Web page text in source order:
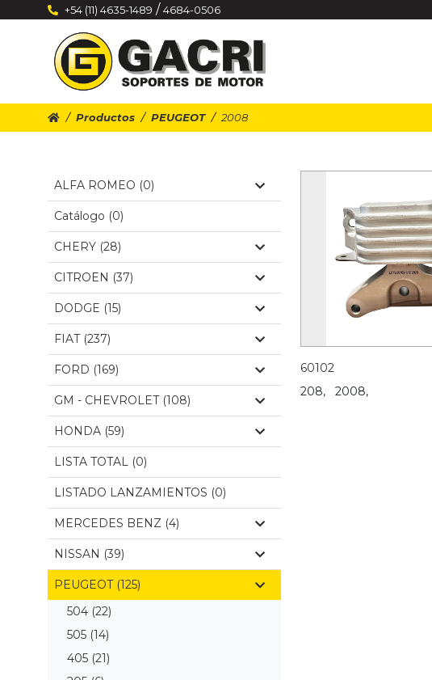
+54 (11) 4635-1489 / 4684-0506
Productos PEUGEOT 2008
ALFA ROMEO (0)
Catálogo (0)
CHERY (28)
CITROEN (37)
DODGE (15)
FIAT (237)
FORD (169)
GM - CHEVROLET (108)
HONDA (59)
LISTA TOTAL (0)
LISTADO LANZAMIENTOS (0)
MERCEDES BENZ (4)
NISSAN (39)
PEUGEOT (125)
504 (22)
505 (14)
405 (21)
60102
208,
2008,